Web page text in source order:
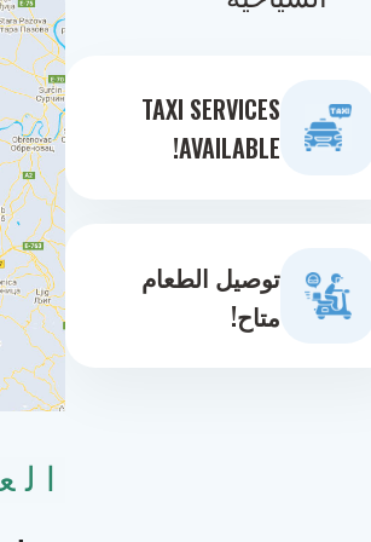
TAXI SERVICES
AVAILABLE!
توصيل الطعام
متاح!